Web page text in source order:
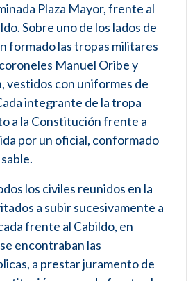
Plaza Mayor, frente al
Sobre uno de los lados de
formado las tropas militares
Manuel Oribe y
vestidos con uniformes de
integrante de la tropa
a la Constitución frente a
por un oficial, conformado
los civiles reunidos en la
a subir sucesivamente a
frente al Cabildo, en
encontraban las
a prestar juramento de